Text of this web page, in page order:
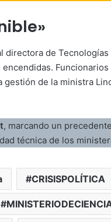
directora de
gestión de la ministra
, marcando un
técnica de los
CRISISPOLÍTICA